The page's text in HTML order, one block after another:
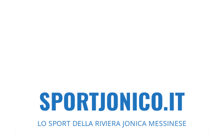
SPORTJONICO.IT
LO SPORT DELLA RIVIERA JONICA MESSINESE